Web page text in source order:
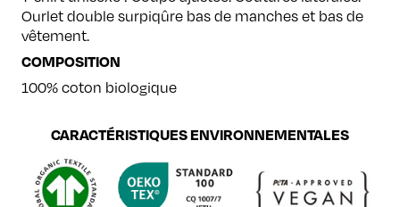
Ourlet double surpiqûre bas de manches et bas de
vêtement.
COMPOSITION
100% coton biologique
CARACTÉRISTIQUES ENVIRONNEMENTALES